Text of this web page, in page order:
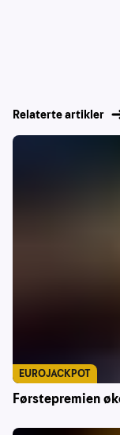
Relaterte artikler
Førstepremien
EUROJACKPOT